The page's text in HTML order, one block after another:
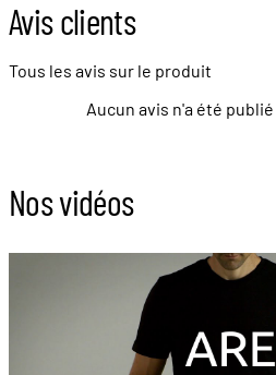
Avis clients
Tous les avis sur le produit
Aucun avis n'a été
Nos vidéos